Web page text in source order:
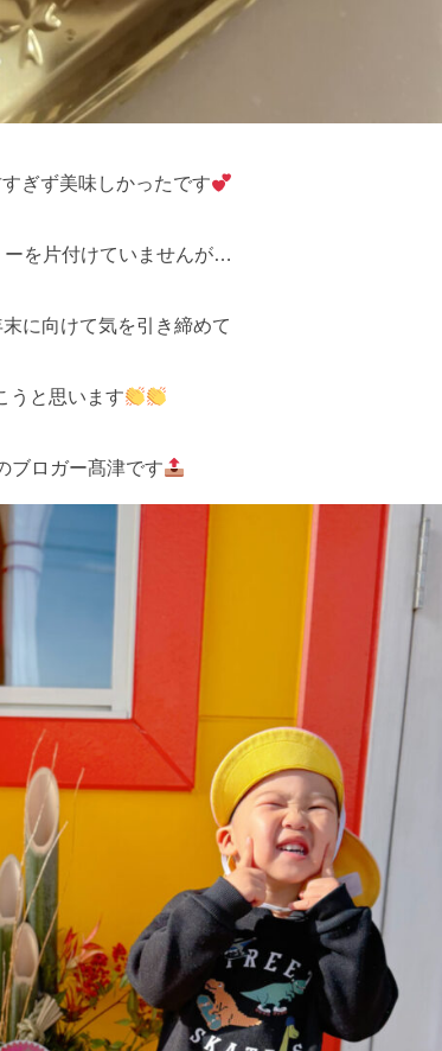
ぎず美味しかったです
ーを片付けていませんが…
に向けて気を引き締めて
うと思います
ブロガー髙津です